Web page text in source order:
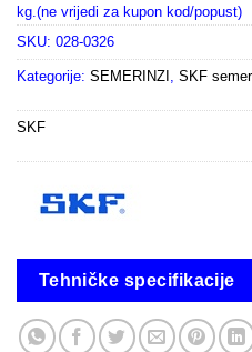
kg.(ne vrijedi za kupon kod/popust)
SKU: 028-0326
Kategorije: SEMERINZI , SKF
SKF
Tehničke specifikacije